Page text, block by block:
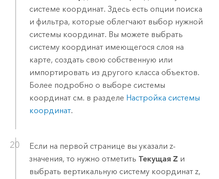
системе координат. Здесь есть опции поиска
и фильтра, которые облегчают выбор нужной
системы координат. Вы можете выбрать
систему координат имеющегося слоя на
карте, создать свою собственную или
импортировать из другого класса объектов.
Более подробно о выборе системы
координат см. в разделе Настройка системы
координат.
Если на первой странице вы указали z-
значения, то нужно отметить Текущая Zи
выбрать вертикальную систему координат z,